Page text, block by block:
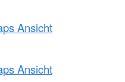
Ansicht
Ansicht